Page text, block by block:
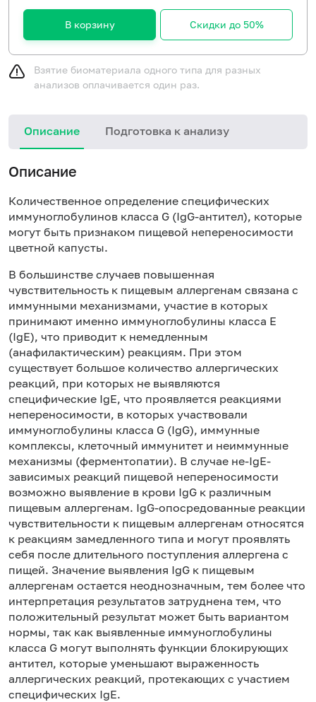
В корзину Скидки до 50%
Взятие биоматериала одного типа для разных
анализов оплачивается один раз.
Описание Подготовка к анализу
Описание
Количественное определение специфических
иммуноглобулинов класса G (IgG-антител), которые
могут быть признаком пищевой непереносимости
цветной капусты.
В большинстве случаев повышенная
чувствительность к пищевым аллергенам связана с
иммунными механизмами, участие в которых
принимают именно иммуноглобулины класса Е
(IgE), что приводит к немедленным
(анафилактическим) реакциям. При этом
существует большое количество аллергических
реакций, при которых не выявляются
специфические IgE, что проявляется реакциями
непереносимости, в которых участвовали
иммуноглобулины класса G (IgG), иммунные
комплексы, клеточный иммунитет и неиммунные
механизмы (ферментопатии). В случае не-IgE-
зависимых реакций пищевой непереносимости
возможно выявление в крови IgG к различным
пищевым аллергенам. IgG-опосредованные реакции
чувствительности к пищевым аллергенам относятся
к реакциям замедленного типа и могут проявлять
себя после длительного поступления аллергена с
пищей. Значение выявления IgG к пищевым
аллергенам остается неоднозначным, тем более что
интерпретация результатов затруднена тем, что
положительный результат может быть вариантом
нормы, так как выявленные иммуноглобулины
класса G могут выполнять функции блокирующих
антител, которые уменьшают выраженность
аллергических реакций, протекающих с участием
специфических IgE.